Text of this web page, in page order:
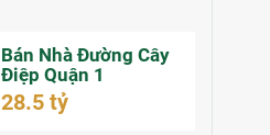
Bán Nhà Đường Cây
Điệp Quận 1
28.5 tỷ